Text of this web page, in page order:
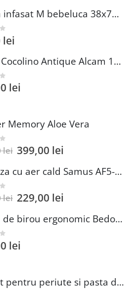
Saltea infasat M bebeluca 38x70 cm spuma PVC lavabila pentru confort si siguranta bebelusului
5
lei
Pilota Cocolino Antique Alcam 140x200 cm din Microfibra si Fleece pentru Confort Premium
5lei
Memory Aloe Vera
5
lei 399,00 lei
Friteuza cu aer cald Samus AF5-S1400DW
5
lei 229,00 lei
Scaun de birou ergonomic Bedora Lotte, Mesh, Negru/Rosu
5lei
Suport pentru periute si pasta de dinti Wenko Brasil Petrol 7.3 x 10.3 cm plastic verde inchis